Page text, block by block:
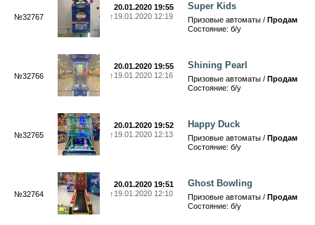
№32767
20.01.2020 19:55
↑ 19.01.2020 12:19
Super Kids
Призовые автоматы / Продам
Состояние: б/у
№32766
20.01.2020 19:55
↑ 19.01.2020 12:16
Shining Pearl
Призовые автоматы / Продам
Состояние: б/у
№32765
20.01.2020 19:52
↑ 19.01.2020 12:13
Happy Duck
Призовые автоматы / Продам
Состояние: б/у
№32764
20.01.2020 19:51
↑ 19.01.2020 12:10
Ghost Bowling
Призовые автоматы / Продам
Состояние: б/у